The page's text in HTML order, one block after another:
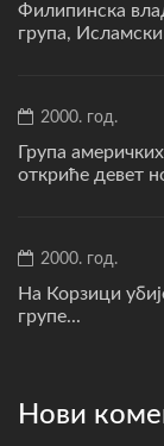
Филипинска
група,
2000. год.
Група
откриће девет
2000. год.
На Корзици
групе...
Нови